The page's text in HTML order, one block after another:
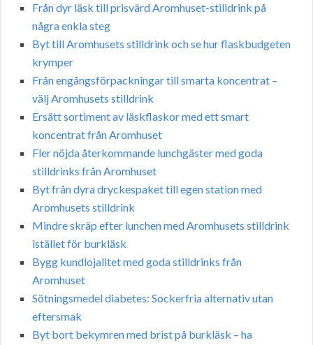
Från dyr läsk till prisvärd Aromhuset-stilldrink på
några enkla steg
Byt till Aromhusets stilldrink och se hur flaskbudgeten
krymper
Från engångsförpackningar till smarta koncentrat –
välj Aromhusets stilldrink
Ersätt sortiment av läskflaskor med ett smart
koncentrat från Aromhuset
Fler nöjda återkommande lunchgäster med goda
stilldrinks från Aromhuset
Byt från dyra dryckespaket till egen station med
Aromhusets stilldrink
Mindre skräp efter lunchen med Aromhusets stilldrink
istället för burkläsk
Bygg kundlojalitet med goda stilldrinks från
Aromhuset
Sötningsmedel diabetes: Sockerfria alternativ utan
eftersmak
Byt bort bekymren med brist på burkläsk – ha